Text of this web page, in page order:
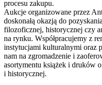
procesu zakupu.
Aukcje organizowane przez
doskonałą okazją do
filozoficznej, historycznej czy
na rynku. Współpracujemy z
instytucjami kulturalnymi oraz
nam na zgromadzenie i
asortymentu książek i druków
i historycznej.